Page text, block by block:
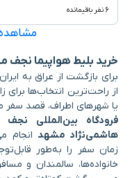
6 نفر باقیمانده
خرید بلیط هواپیما نجف
برای بازگشت از عراق به
از راحت‌ترین انتخاب‌ها برای
یا شهرهای اطراف، قصد سفر
فرودگاه بین‌المللی
هاشمی‌نژاد مشهد انجام
زمان سفر را به‌طور
خانواده‌ها، سالمندان و